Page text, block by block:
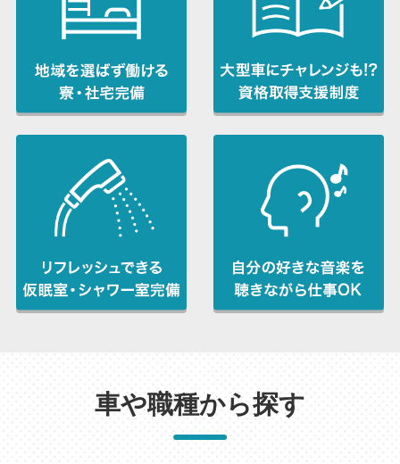
車や職種から探す